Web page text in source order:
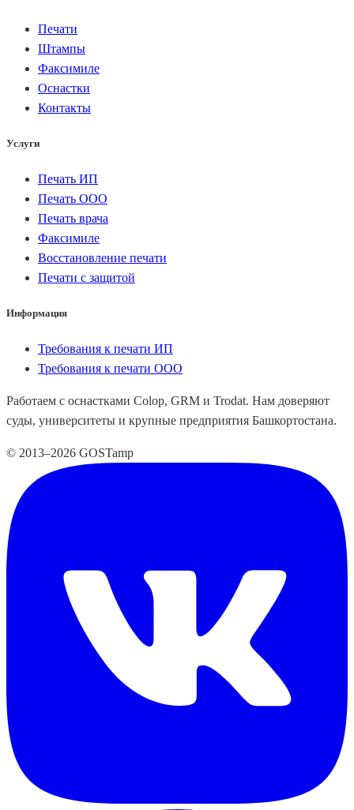
Печати
Штампы
Факсимиле
Оснастки
Контакты
Услуги
Печать ИП
Печать ООО
Печать врача
Факсимиле
Восстановление печати
Печати с защитой
Информация
Требования к печати ИП
Требования к печати ООО
Работаем с оснастками Colop, GRM и Trodat. Нам доверяют
суды, университеты и крупные предприятия Башкортостана.
© 2013–2026 GOSTamp